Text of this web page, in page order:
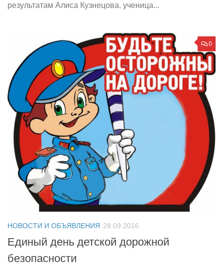
результатам Алиса Кузнецова, ученица...
0
НОВОСТИ И ОБЪЯВЛЕНИЯ 28.09.2016
Единый день детской дорожной
безопасности